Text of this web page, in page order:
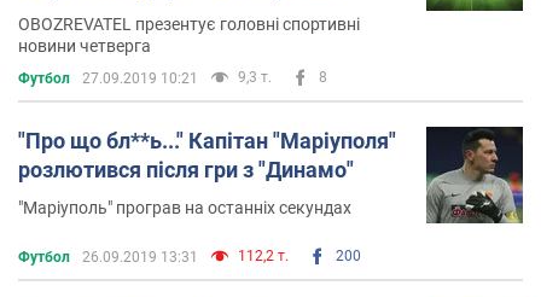
OBOZREVATEL презентує головні спортивні
новини четверга
Футбол 27.09.2019 10:21 9,3 т. 8
"Про що бл**ь..." Капітан "Маріуполя"
розлютився після гри з "Динамо"
"Маріуполь" програв на останніх секундах
Футбол 26.09.2019 13:31 112,2 т. 200